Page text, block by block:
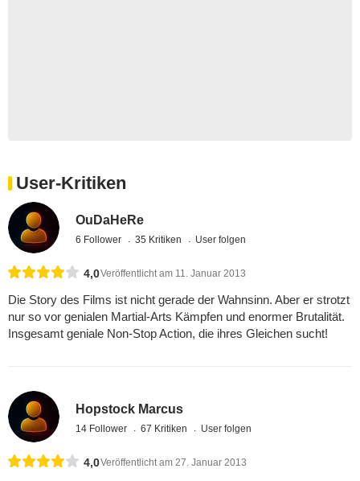
User-Kritiken
OuDaHeRe
6 Follower 35 Kritiken User folgen
4,0Veröffentlicht am 11. Januar 2013
Die Story des Films ist nicht gerade der Wahnsinn. Aber er strotzt
nur so vor genialen Martial-Arts Kämpfen und enormer Brutalität.
Insgesamt geniale Non-Stop Action, die ihres Gleichen sucht!
Hopstock Marcus
14 Follower 67 Kritiken User folgen
4,0Veröffentlicht am 27. Januar 2013